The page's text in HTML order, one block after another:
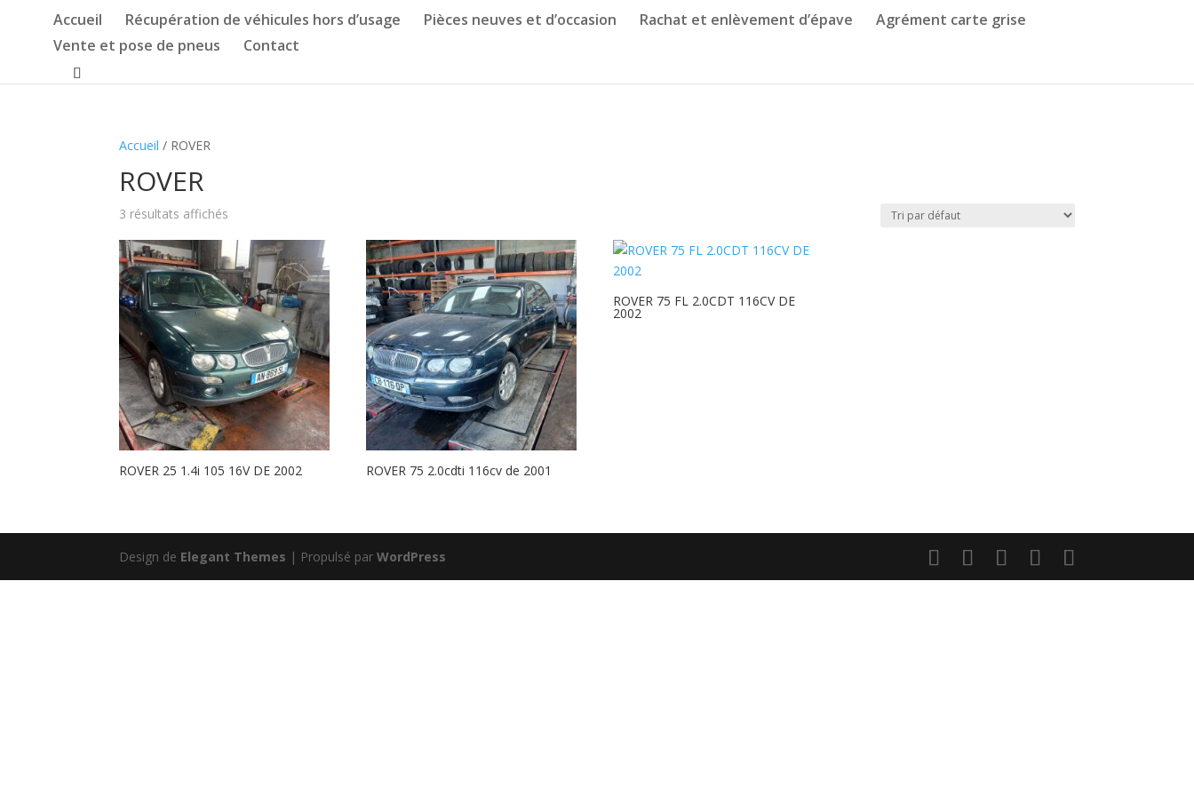
Accueil Récupération de véhicules hors d’usage Pièces neuves et d’occasion Rachat et enlèvement d’épave
Agrément carte grise
Vente et pose de pneus
Contact
Accueil / ROVER
ROVER
3 résultats affichés
ROVER 25 1.4i 105 16V DE 2002 ROVER 75 2.0cdti 116cv de 2001
ROVER 75 FL 2.0CDT 116CV DE
2002
Design de Elegant Themes | Propulsé parWordPress